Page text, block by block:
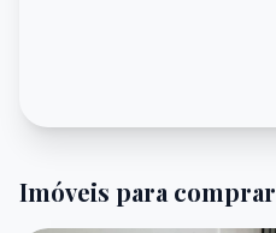
Imóveis para comprar